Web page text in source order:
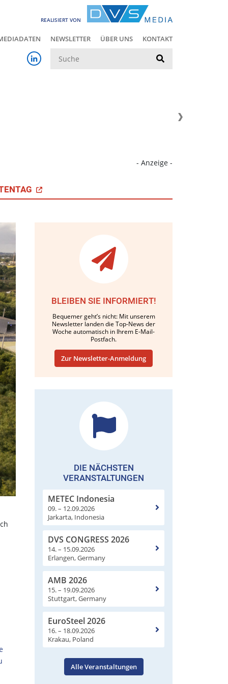
REALISIERT VON
NEWSLETTER ÜBER UNS KONTAKT
- Anzeige -
BLEIBEN SIE INFORMIERT!
Bequemer geht’s nicht: Mit unserem
Newsletter landen die Top-News der
Woche automatisch in Ihrem E-Mail-
Postfach.
Zur Newsletter-Anmeldung
DIE NÄCHSTEN
VERANSTALTUNGEN
METEC Indonesia
09. – 12.09.2026
Jarkarta, Indonesia
DVS CONGRESS 2026
14. – 15.09.2026
Erlangen, Germany
AMB 2026
15. – 19.09.2026
Stuttgart, Germany
EuroSteel 2026
16. – 18.09.2026
Krakau, Poland
Alle Veranstaltungen